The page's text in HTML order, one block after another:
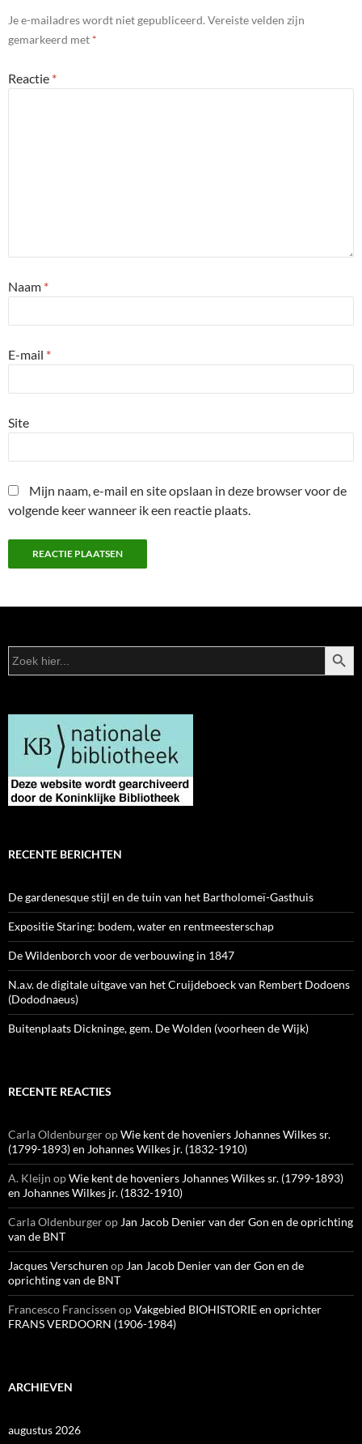
Je e-mailadres wordt niet gepubliceerd. Vereiste velden zijn
gemarkeerd met *
Reactie *
Naam *
E-mail *
Site
Mijn naam, e-mail en site opslaan in deze browser voor de
volgende keer wanneer ik een reactie plaats.
Zoek
naar:
RECENTE BERICHTEN
De gardenesque stijl en de tuin van het Bartholomeï-Gasthuis
Expositie Staring: bodem, water en rentmeesterschap
De Wildenborch voor de verbouwing in 1847
N.a.v. de digitale uitgave van het Cruijdeboeck van Rembert Dodoens
(Dododnaeus)
Buitenplaats Dickninge, gem. De Wolden (voorheen de Wijk)
RECENTE REACTIES
Carla OldenburgeropWie kent de hoveniers Johannes Wilkes sr.
(1799-1893) en Johannes Wilkes jr. (1832-1910)
A. Kleijn opWie kent de hoveniers Johannes Wilkes sr. (1799-1893)
en Johannes Wilkes jr. (1832-1910)
Carla Oldenburgerop Jan Jacob Denier van der Gon en de oprichting
van de BNT
Jacques Verschuren op Jan Jacob Denier van der Gon en de
oprichting van de BNT
Francesco Francissen opVakgebied BIOHISTORIE en oprichter
FRANS VERDOORN (1906-1984)
ARCHIEVEN
augustus 2026